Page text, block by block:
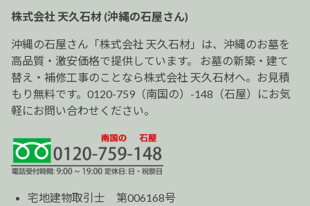
ー
シ
ョ
ン
株式会社 天久石材 (沖縄の石屋さん)
沖縄の石屋さん「株式会社 天久石材」は、沖縄のお墓を
高品質・激安価格で提供しています。 お墓の新築・建て
替え・補修工事のことなら株式会社 天久石材へ。お見積
もり無料です。0120-759（南国の）-148（石屋）にお気
軽にお問い合わせください。
宅地建物取引士 第006168号